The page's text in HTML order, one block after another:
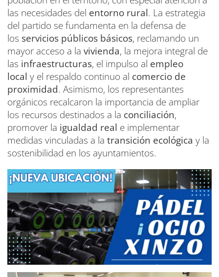
las necesidades del entorno rural. La estrategia
del partido se fundamenta en la defensa de
los servicios públicos básicos, reclamando un
mayor acceso a la vivienda, la mejora integral de
las infraestructuras, el impulso al empleo
local y el respaldo continuo al comercio de
proximidad. Asimismo, los representantes
orgánicos recalcaron la importancia de ampliar
los recursos destinados a la conciliación,
promover la igualdad real e implementar
medidas vinculadas a la transición ecológica y la
sostenibilidad en los ayuntamientos.